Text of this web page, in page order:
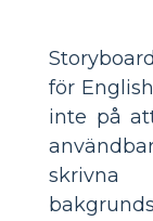
för
inte på